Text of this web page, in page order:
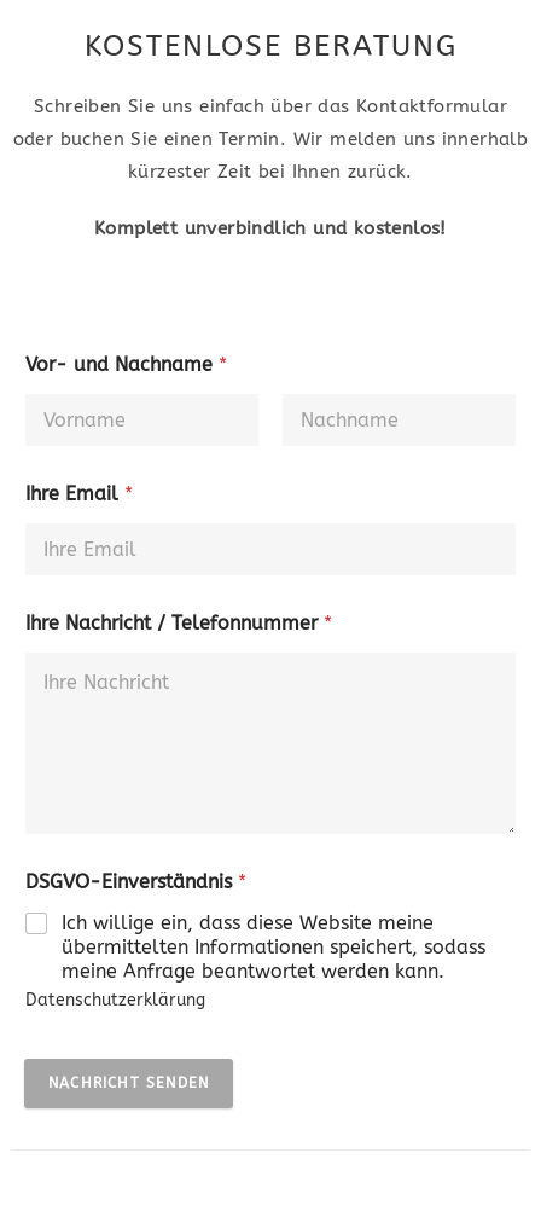
KOSTENLOSE BERATUNG
Schreiben Sie uns einfach über das Kontaktformular
oder buchen Sie einen Termin. Wir melden uns innerhalb
kürzester Zeit bei Ihnen zurück.
Komplett unverbindlich und kostenlos!
Vor- und Nachname *
Ihre Email *
Ihre Nachricht / Telefonnummer *
DSGVO-Einverständnis *
Ich willige ein, dass diese Website meine
übermittelten Informationen speichert, sodass
meine Anfrage beantwortet werden kann.
Datenschutzerklärung
NACHRICHT SENDEN